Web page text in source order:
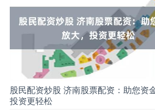
股民配资炒股 济南股票配资：助您资
投资更轻松